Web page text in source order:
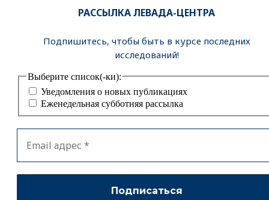
РАССЫЛКА ЛЕВАДА-ЦЕНТРА
Подпишитесь, чтобы быть в курсе последних
исследований!
Выберите список(-ки):
Уведомления о новых публикациях
Еженедельная субботняя рассылка